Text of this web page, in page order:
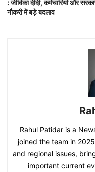
: जीविका दीदी, कर्मचारियों और
नौकरी में बड़े बदलाव
Rahul Patidar is a
joined the team in
and regional issues,
important current